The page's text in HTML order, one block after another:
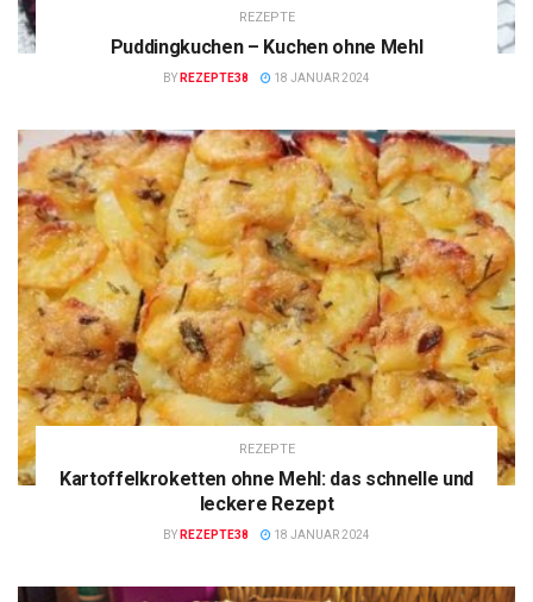
REZEPTE
Puddingkuchen – Kuchen ohne Mehl
BY REZEPTE38 18 JANUAR 2024
REZEPTE
Kartoffelkroketten ohne Mehl: das schnelle und
leckere Rezept
BY REZEPTE38 18 JANUAR 2024